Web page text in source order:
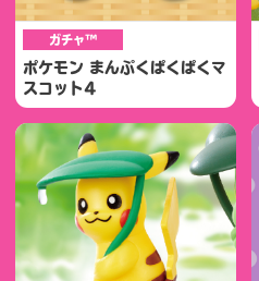
ガチャ™
ポケモン まんぷくぱくぱくマ
スコット4